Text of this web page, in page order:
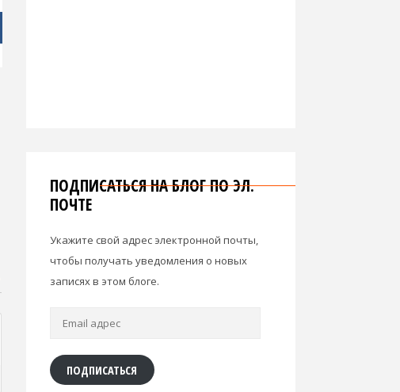
ПОДПИСАТЬСЯ НА БЛОГ ПО ЭЛ.
ПОЧТЕ
Укажите свой адрес электронной почты,
чтобы получать уведомления о новых
записях в этом блоге.
Email
ПОДПИСАТЬСЯ